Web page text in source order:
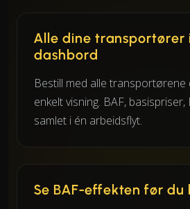
Alle dine transportører
dashbord
Bestill med alle transportørene
enkelt visning. BAF,
samlet i én arbeidsflyt.
Se BAF-effekten før du